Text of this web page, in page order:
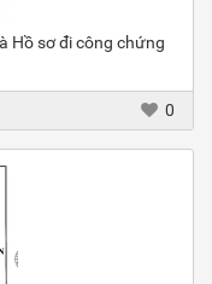
Hồ sơ đi công chứng
0